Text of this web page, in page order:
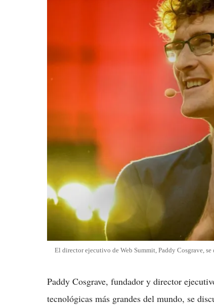
El director ejecutivo de Web Summit, Paddy Cosgrave,
Paddy Cosgrave, fundador y director
tecnológicas más grandes del mundo, se